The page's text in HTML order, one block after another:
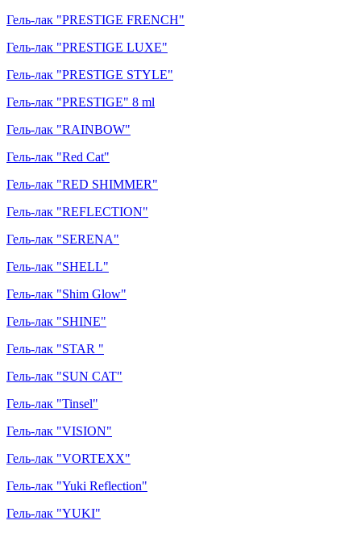
Гель-лак "PRESTIGE FRENCH"
Гель-лак "PRESTIGE LUXE"
Гель-лак "PRESTIGE STYLE"
Гель-лак "PRESTIGE" 8 ml
Гель-лак "RAINBOW"
Гель-лак "Red Cat"
Гель-лак "RED SHIMMER"
Гель-лак "REFLECTION"
Гель-лак "SERENA"
Гель-лак "SHELL"
Гель-лак "Shim Glow"
Гель-лак "SHINE"
Гель-лак "STAR "
Гель-лак "SUN CAT"
Гель-лак "Tinsel"
Гель-лак "VISION"
Гель-лак "VORTEXX"
Гель-лак "Yuki Reflection"
Гель-лак "YUKI"